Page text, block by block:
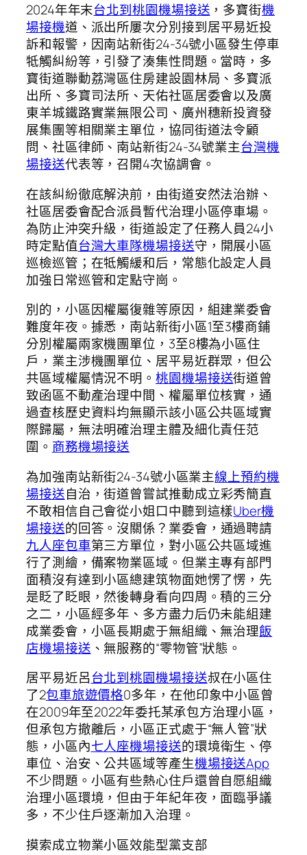
2024年年末台北到桃園機場接送 ，多寶街機
場接機道、派出所屢次分別接到居平易近投
訴和報警，因南站新街24-34號小區發生停車
牴觸糾紛等，引發了湊集性問題。當時，多
寶街道聯動荔灣區住房建設園林局、多寶派
出所、多寶司法所、天佑社區居委會以及廣
東羊城鐵路實業無限公司、廣州穗新投資發
展集團等相關業主單位，協同街道法令顧
問、社區律師、南站新街24-34號業主台灣機
場接送代表等，召開4次協調會。
在該糾紛徹底解決前，由街道安然法治辦、
社區居委會配合派員暫代治理小區停車場。
為防止沖突升級，街道設定了任務人員24小
時定點值台灣大車隊機場接送守，開展小區
巡檢巡管；在牴觸緩和后，常態化設定人員
加強日常巡管和定點守崗。
別的，小區因權屬復雜等原因，組建業委會
難度年夜。據悉，南站新街小區1至3樓商鋪
分別權屬兩家機團單位，3至8樓為小區住
戶，業主涉機團單位、居平易近群眾，但公
共區域權屬情況不明。 桃園機場接送街道曾
致函區不動產治理中間、權屬單位核實，通
過查核歷史資料均無顯示該小區公共區域實
際歸屬，無法明確治理主體及細化責任范
圍。 商務機場接送
為加強南站新街24-34號小區業主線上預約機
場接送自治，街道曾嘗試推動成立彩秀簡直
不敢相信自己會從小姐口中聽到這樣Uber機
場接送的回答。沒關係？業委會，通過聘請
九人座包車第三方單位，對小區公共區域進
行了測繪，備案物業區域。但業主專有部門
面積沒有達到小區總建筑物面她愣了愣，先
是眨了眨眼，然後轉身看向四周。積的三分
之二，小區經多年、多方盡力后仍未能組建
成業委會，小區長期處于無組織、無治理飯
店機場接送 、無服務的“零物管”狀態。
居平易近呂台北到桃園機場接送叔在小區住
了2包車旅遊價格0多年，在他印象中小區曾
在2009年至2022年委托某承包方治理小區，
但承包方撤離后，小區正式處于“無人管”狀
態，小區內七人座機場接送的環境衛生、停
車位、治安、公共區域等產生機場接送App
不少問題。小區有些熱心住戶還曾自愿組織
治理小區環境，但由于年紀年夜，面臨爭議
多，不少住戶逐漸加入治理。
摸索成立物業小區效能型黨支部